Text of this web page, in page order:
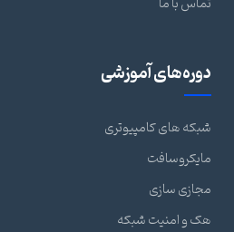
تماس با ما
دوره‌های آموزشی
شبکه های کامپیوتری
مایکروسافت
مجازی سازی
هک و امنیت شبکه